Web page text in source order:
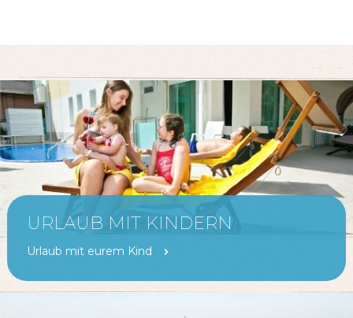
URLAUB MIT KINDERN
Urlaub mit eurem Kind